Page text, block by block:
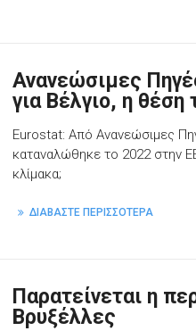
Ανανεώσιμες
για Βέλγιο, η θέση
Eurostat: Από Ανανεώσιμες
καταναλώθηκε το 2022 στην
κλίμακα;
ΔΙΑΒΑΣΤΕ ΠΕΡΙΣΣΟΤΕΡΑ
Παρατείνεται η
Βρυξέλλες